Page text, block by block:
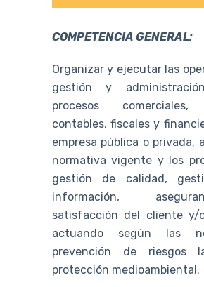
COMPETENCIA GENERAL:
Organizar y ejecutar las
gestión y
procesos comerciales,
contables, fiscales y
empresa pública o privada,
normativa vigente y los
gestión de calidad,
información,
satisfacción del cliente y/
actuando según las
prevención de riesgos
protección medioambiental.